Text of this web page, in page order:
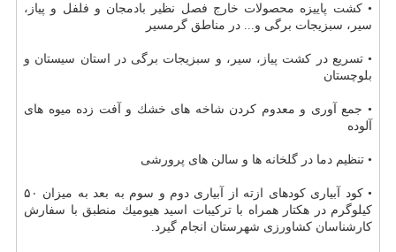
• كشت پاییزه محصولات خارج فصل نظیر بادمجان و فلفل و پیاز،
سیر، سبزیجات برگی و... در مناطق گرمسیر
• تسریع در كشت پیاز، سیر، و سبزیجات برگی در استان سیستان و
بلوچستان
• جمع آوری و معدوم كردن شاخه های خشك و آفت زده میوه های
آلوده
• تنظیم دما در گلخانه ها و سالن های پرورشی
• كود آبیاری كودهای ازته از آبیاری دوم و سوم به بعد به میزان ۵۰
كیلوگرم در هكتار همراه با تركیبات اسید هیومیك منطبق با سفارش
كارشناسان كشاورزی شهرستان انجام گیرد.